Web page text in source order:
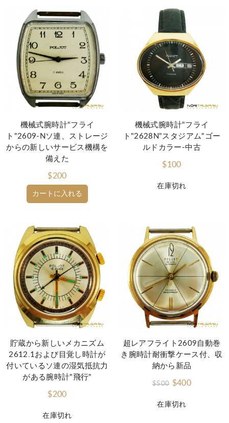
カートに入れる
機械式腕時計"フライ
ト"2609-Nソ連、ストレージ
からの新しいサービス機構を
備えた
$200
在庫切れ
機械式腕時計"フライ
ト"2628N"スタジアム"ゴー
ルドカラー-中古
$100
在庫切れ
貯蔵から新しいメカニズム
2612.1および目覚し時計が
付いているソ連の湿気抵抗力
がある腕時計"飛行"
$200
在庫切れ
超レアフライト2609自動巻
き腕時計耐衝撃ケース付、収
納から新品
$500 $400